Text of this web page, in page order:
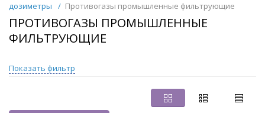
дозиметры
/ Противогазы промышленные фильтрующие
ПРОТИВОГАЗЫ ПРОМЫШЛЕННЫЕ
ФИЛЬТРУЮЩИЕ
Показать фильтр